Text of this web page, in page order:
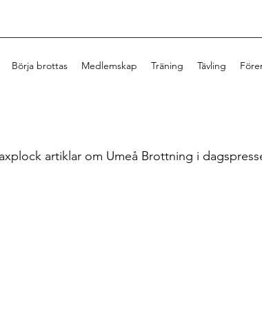
Börja brottas Medlemskap Träning Tävling
artiklar om Umeå Brottning i